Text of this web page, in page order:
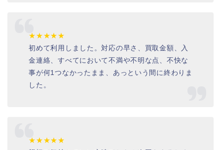
★★★★★
初めて利用しました。対応の早さ、買取金額、入
金連絡、すべてにおいて不満や不明な点、不快な
事が何1つなかったまま、あっという間に終わりま
した。
★★★★★